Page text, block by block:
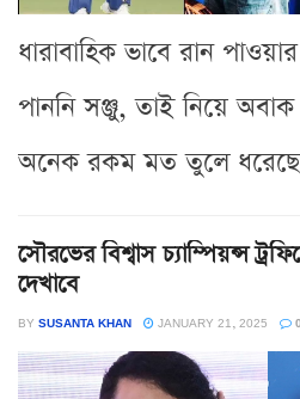
ধারাবাহিক ভাবে রান
পাননি সঞ্জু, তাই নিয়ে
অনেক রকম মত তুলে
সৌরভের বিশ্বাস চ্যাম্পিয়ন্স
দেখাবে
BY SUSANTA KHAN JANUARY 21, 2025 0